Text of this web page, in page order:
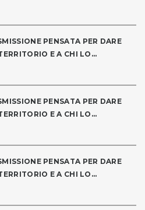
PENSATA PER DARE
E A CHI LO...
PENSATA PER DARE
E A CHI LO...
PENSATA PER DARE
E A CHI LO...